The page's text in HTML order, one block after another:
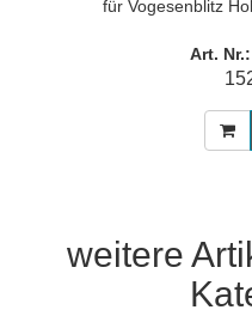
für Vogesenblitz
Art.
weitere